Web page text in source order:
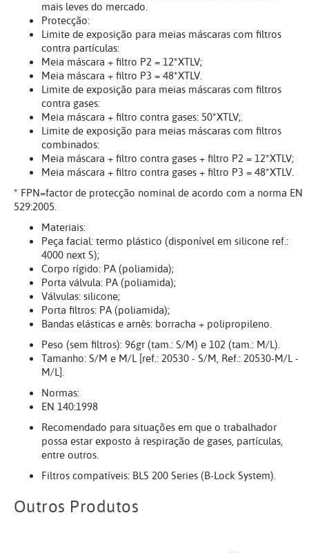
mais leves do mercado.
Protecção:
Limite de exposição para meias máscaras com filtros
contra partículas:
Meia máscara + filtro P2 = 12*XTLV;
Meia máscara + filtro P3 = 48*XTLV.
Limite de exposição para meias máscaras com filtros
contra gases:
Meia máscara + filtro contra gases: 50*XTLV;.
Limite de exposição para meias máscaras com filtros
combinados:
Meia máscara + filtro contra gases + filtro P2 = 12*XTLV;
Meia máscara + filtro contra gases + filtro P3 = 48*XTLV.
* FPN=factor de protecção nominal de acordo com a norma EN
529:2005.
Materiais:
Peça facial: termo plástico (disponível em silicone ref.:
4000 next S);
Corpo rígido: PA (poliamida);
Porta válvula: PA (poliamida);
Válvulas: silicone;
Porta filtros: PA (poliamida);
Bandas elásticas e arnês: borracha + polipropileno.
Peso (sem filtros): 96gr (tam.: S/M) e 102 (tam.: M/L).
Tamanho: S/M e M/L [ref.: 20530 - S/M, Ref.: 20530-M/L -
M/L].
Normas:
EN 140:1998
Recomendado para situações em que o trabalhador
possa estar exposto à respiração de gases, partículas,
entre outros.
Filtros compatíveis: BLS 200 Series (B-Lock System).
Outros Produtos